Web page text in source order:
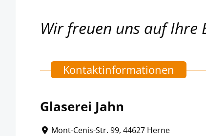
Wir freuen uns auf Ihre
Kontaktinformationen
Glaserei Jahn
Mont-Cenis-Str. 99, 44627 Herne